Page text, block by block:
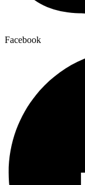
Facebook